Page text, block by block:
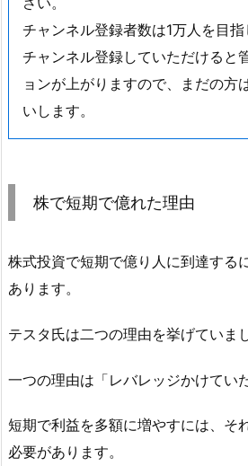
チャンネル登録者数は1万人を目指
チャンネル登録していただけると
ョンが上がりますので、まだの方
いします。
株で短期で億れた理由
株式投資で短期で億り人に到達する
あります。
テスタ氏は二つの理由を挙げていまし
一つの理由は「レバレッジかけてい
短期で利益を多額に増やすには、そ
必要があります。